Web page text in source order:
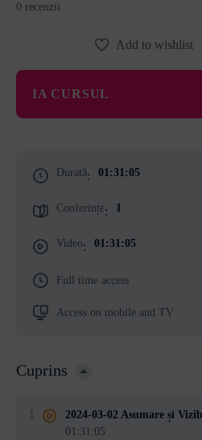
0 recenzii
Durată: 01:31:05
Conferințe: 1
Video: 01:31:05
Full time access
Access on mobile and TV
Add to wishlist
IA CURSUL
Cuprins
2024-03-02 Asumare și
01:31:05